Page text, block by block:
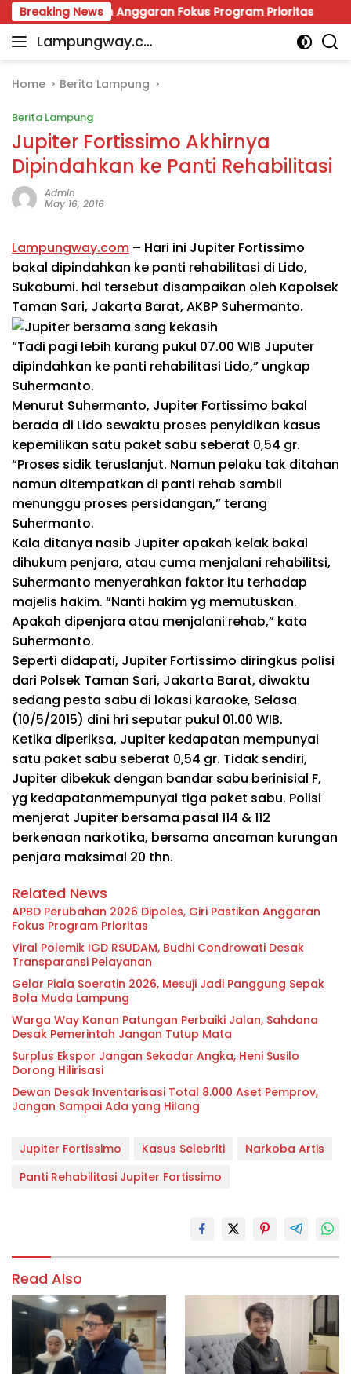
Skip
to
content
Breaking News
Pastikan Anggaran Fokus Program Prioritas Viral
Lampungway.co
Portal
Daerah
Terpercaya
dan
Terupdate
Home Berita Lampung
Berita Lampung
Jupiter Fortissimo Akhirnya
Dipindahkan ke Panti Rehabilitasi
Admin
May 16, 2016
Lampungway.com – Hari ini Jupiter Fortissimo
bakal dipindahkan ke panti rehabilitasi di Lido,
Sukabumi. hal tersebut disampaikan oleh Kapolsek
Taman Sari, Jakarta Barat, AKBP Suhermanto.
“Tadi pagi lebih kurang pukul 07.00 WIB Juputer
dipindahkan ke panti rehabilitasi Lido,” ungkap
Suhermanto.
Menurut Suhermanto, Jupiter Fortissimo bakal
berada di Lido sewaktu proses penyidikan kasus
kepemilikan satu paket sabu seberat 0,54 gr.
“Proses sidik teruslanjut. Namun pelaku tak ditahan
namun ditempatkan di panti rehab sambil
menunggu proses persidangan,” terang
Suhermanto.
Kala ditanya nasib Jupiter apakah kelak bakal
dihukum penjara, atau cuma menjalani rehabilitsi,
Suhermanto menyerahkan faktor itu terhadap
majelis hakim. “Nanti hakimyg memutuskan.
Apakah dipenjara atau menjalani rehab,” kata
Suhermanto.
Seperti didapati, Jupiter Fortissimo diringkus polisi
dari Polsek Taman Sari, Jakarta Barat, diwaktu
sedang pesta sabu di lokasi karaoke, Selasa
(10/5/2015) dini hri seputar pukul 01.00 WIB.
Ketika diperiksa, Jupiter kedapatan mempunyai
satu paket sabu seberat 0,54 gr. Tidak sendiri,
Jupiter dibekuk dengan bandar sabu berinisial F,
yg kedapatanmempunyai tiga paket sabu. Polisi
menjerat Jupiter bersama pasal 114 &112
berkenaan narkotika, bersama ancaman kurungan
penjara maksimal 20 thn.
Related News
APBD Perubahan 2026 Dipoles, Giri Pastikan Anggaran
Fokus Program Prioritas
Viral Polemik IGD RSUDAM, Budhi Condrowati Desak
Transparansi Pelayanan
Gelar Piala Soeratin 2026, Mesuji Jadi Panggung Sepak
Bola Muda Lampung
Warga Way Kanan Patungan Perbaiki Jalan, Sahdana
Desak Pemerintah Jangan Tutup Mata
Surplus Ekspor Jangan Sekadar Angka, Heni Susilo
Dorong Hilirisasi
Dewan Desak Inventarisasi Total 8.000 Aset Pemprov,
Jangan Sampai Ada yang Hilang
Jupiter Fortissimo Kasus Selebriti
Narkoba Artis
Panti Rehabilitasi Jupiter Fortissimo
Read Also